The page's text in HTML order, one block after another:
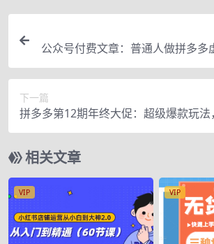
公众号付费文章：普通人做拼多多
下一篇
拼多多第12期年终大促：超级爆款玩法
法，付费工具玩法，诊断和方向
相关文章
VIP VIP